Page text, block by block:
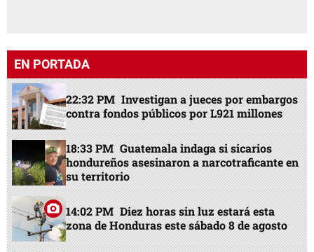
EN PORTADA
22:32 PM Investigan a jueces por embargos
contra fondos públicos por L921 millones
18:33 PM Guatemala indaga si sicarios
hondureños asesinaron a narcotraficante en
su territorio
14:02 PM Diez horas sin luz estará esta
zona de Honduras este sábado 8 de agosto